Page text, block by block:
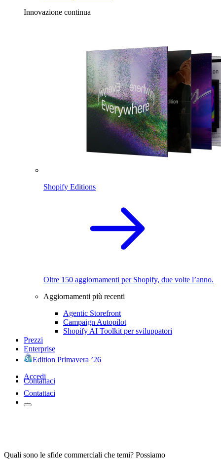
Innovazione continua
Shopify Editions
Oltre 150 aggiornamenti per Shopify, due volte l’anno.
Aggiornamenti più recenti
Agentic Storefront
Campaign Autopilot
Shopify AI Toolkit per sviluppatori
Prezzi
Enterprise
Edition Primavera ’26
Accedi
Contattaci
Contattaci
Quali sono le sfide commerciali che temi? Possiamo